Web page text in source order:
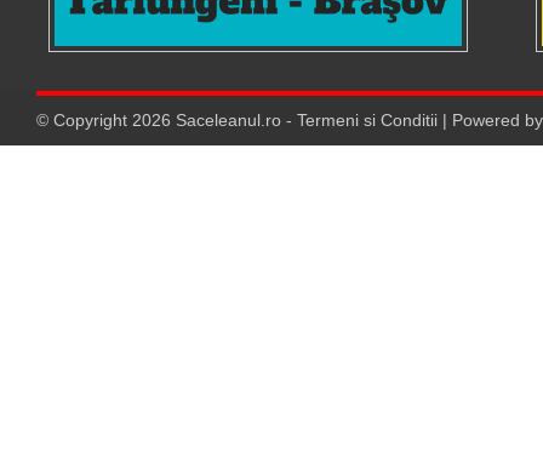
© Copyright 2026 Saceleanul.ro - Termeni si Conditii | Powered